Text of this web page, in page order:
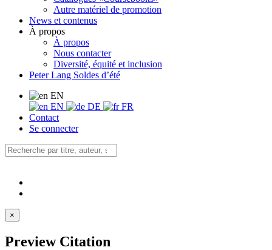
Autre matériel de promotion
News et contenus
À propos
À propos
Nous contacter
Diversité, équité et inclusion
Peter Lang Soldes d’été
EN
EN
DE
FR
Contact
Se connecter
×
Preview Citation